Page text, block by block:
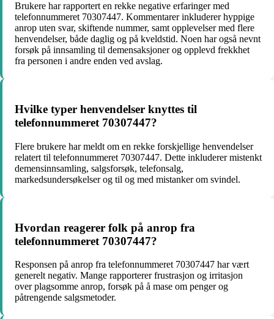
Brukere har rapportert en rekke negative erfaringer med
telefonnummeret 70307447. Kommentarer inkluderer hyppige
anrop uten svar, skiftende nummer, samt opplevelser med flere
henvendelser, både daglig og på kveldstid. Noen har også nevnt
forsøk på innsamling til demensaksjoner og opplevd frekkhet
fra personen i andre enden ved avslag.
Hvilke typer henvendelser knyttes til
telefonnummeret 70307447?
Flere brukere har meldt om en rekke forskjellige henvendelser
relatert til telefonnummeret 70307447. Dette inkluderer mistenkt
demensinnsamling, salgsforsøk, telefonsalg,
markedsundersøkelser og til og med mistanker om svindel.
Hvordan reagerer folk på anrop fra
telefonnummeret 70307447?
Responsen på anrop fra telefonnummeret 70307447 har vært
generelt negativ. Mange rapporterer frustrasjon og irritasjon
over plagsomme anrop, forsøk på å mase om penger og
påtrengende salgsmetoder.